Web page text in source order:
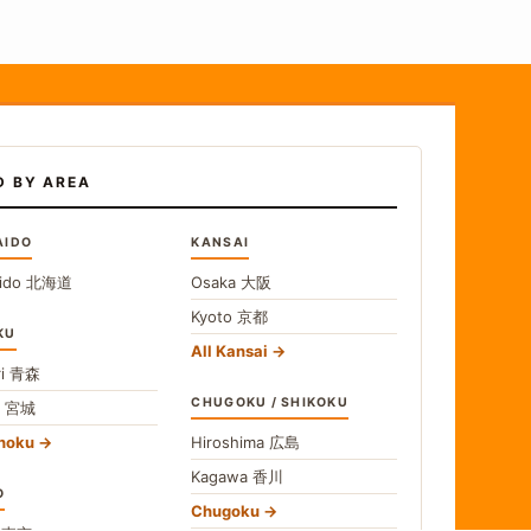
BY AREA
北海道
青森
宮城
KANSAI
Osaka 大阪
Kyoto京都
All Kansai
CHUGOKU / SHIKOKU
Hiroshima 広島
Kagawa香川
Chugoku